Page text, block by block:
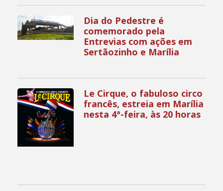
Dia do Pedestre é
comemorado pela
Entrevias com ações em
Sertãozinho e Marília
Le Cirque, o fabuloso circo
francês, estreia em Marília
nesta 4ª-feira, às 20 horas